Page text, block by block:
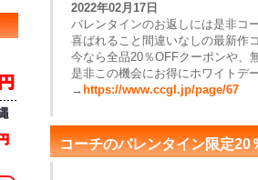
2022年02月17日
バレンタインのお返しには是非コ
喜ばれること間違いなしの最新作
今なら全品20％OFFクーポンや、
是非この機会にお得にホワイトデ
→ https://www.ccgl.jp/page/67
コーチのバレンタイン限定20